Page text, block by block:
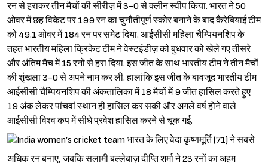
रन से हराकर तीन मैचों की सीरीज़ में 3-0 से क्लीन स्वीप किया. भारत ने 50
ओवर में छह विकेट पर 199 रन का चुनौतीपूर्ण स्कोर बनाने के बाद कैरेबियाई टीम
को 49.1 ओवर में 184 रन पर समेट दिया. आईसीसी महिला चैम्पियनशिप के
तहत भारतीय महिला क्रिकेट टीम ने वेस्टइंडीज़ को बुधवार को खेले गए तीसरे
और अंतिम मैच में 15 रनों से हरा दिया. इस जीत के साथ भारतीय टीम ने तीन मैचों
की शृंखला 3-0 से अपने नाम कर ली. हालांकि इस जीत के बावजूद भारतीय टीम
आईसीसी चैम्पियनशिप की अंकतालिका में 18 मैचों में 9 जीत हासिल करते हुए
19 अंक लेकर पांचवां स्थान ही हासिल कर सकी और अगले वर्ष होने वाले
आईसीसी विश्व कप में सीधे प्रवेश हासिल करने से चूक गई.
भारत के लिए वेदा कृष्णमूर्ति (71) ने सबसे
अधिक रन बनाए, जबकि सलामी बल्लेबाज़ दीप्ति शर्मा ने 23 रनों का अहम